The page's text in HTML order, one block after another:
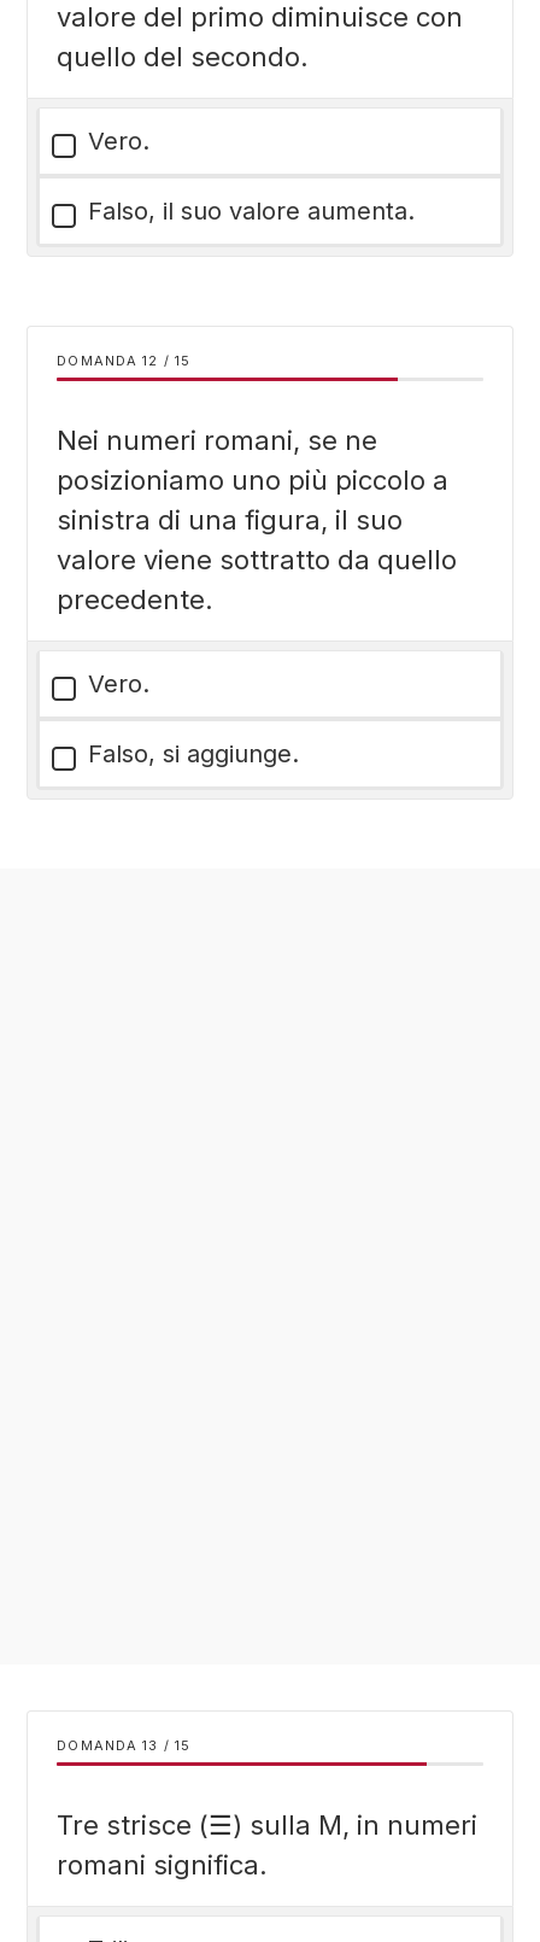
valore del primo diminuisce con
quello del secondo.
Vero.
Falso, il suo valore aumenta.
DOMANDA / 15
Nei numeri romani, se ne
posizioniamo uno più piccolo a
sinistra di una figura, il suo
valore viene sottratto da quello
precedente.
Vero.
Falso, si aggiunge.
DOMANDA / 15
Tre strisce (☰) sulla M, in numeri
romani significa.